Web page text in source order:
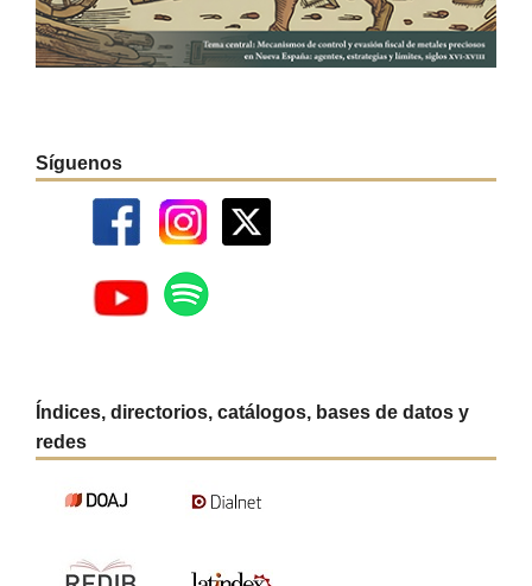
Síguenos
Índices, directorios, catálogos, bases de datos y
redes